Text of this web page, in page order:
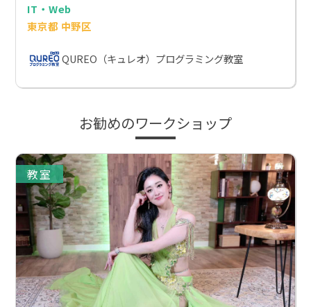
IT・Web
東京都 中野区
QUREO（キュレオ）プログラミング教室
お勧めのワークショップ
教室